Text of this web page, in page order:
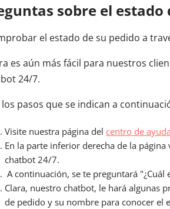
sobre el estado
el estado de su pedido a
es aún más fácil para nuestros
24/7.
los pasos que se indican a
Visite nuestra página del centro de
En la parte inferior derecha de la
chatbot 24/7.
A continuación, se te preguntará
Clara, nuestro chatbot, le hará algunas
de pedido y su nombre para conocer el